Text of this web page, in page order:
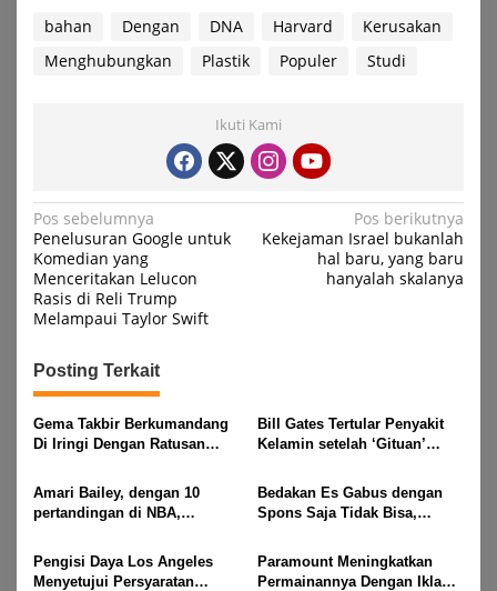
bahan Dengan DNA Harvard
Kerusakan
Menghubungkan
Plastik Populer Studi
Ikuti Kami
Navigasi
pos
Pos sebelumnya
Penelusuran Google untuk
Komedian yang
Menceritakan Lelucon
Rasis di Reli Trump
Melampaui Taylor Swift
Pos berikutnya
Kekejaman Israel bukanlah
hal baru, yang baru
hanyalah skalanya
Posting Terkait
Gema Takbir Berkumandang
Di Iringi Dengan Ratusan
Rayakan Kemenangan Idul
Fitri 1447 H
Bill Gates Tertular Penyakit
Kelamin setelah ‘Gituan’
Amari Bailey, dengan 10
pertandingan di NBA,
Bedakan Es Gabus dengan
Spons Saja Tidak Bisa,
Pengisi Daya Los Angeles
Menyetujui Persyaratan
Paramount Meningkatkan
Permainannya Dengan Iklan